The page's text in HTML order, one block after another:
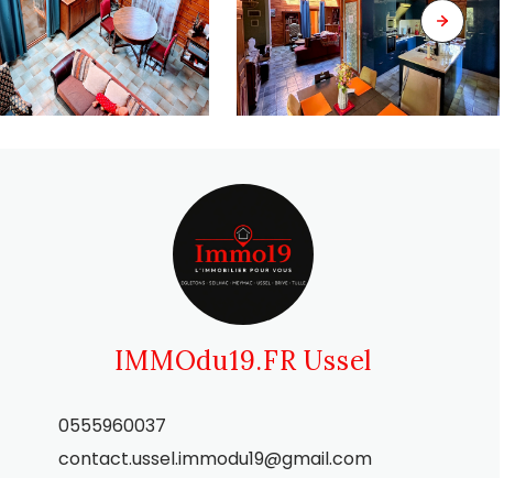
IMMOdu19.FR Ussel
0555960037
contact.ussel.immodu19@gmail.com